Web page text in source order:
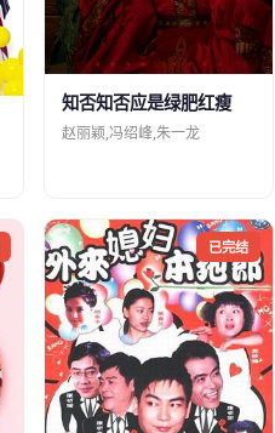
知否知否应是绿肥红瘦
赵丽颖,冯绍峰,朱一龙
已完结